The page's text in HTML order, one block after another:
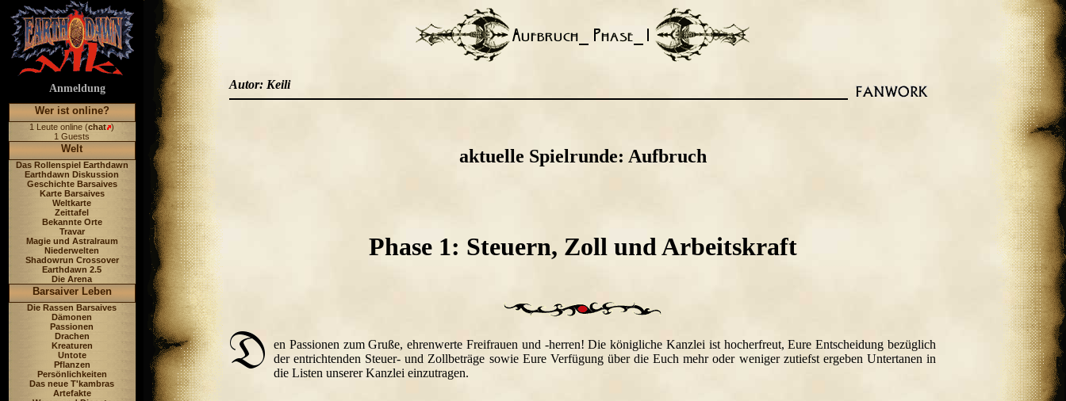
Anmeldung
Wer ist online?
1 Leute online (chat )
1 Guests
Welt
Das Rollenspiel Earthdawn
Earthdawn Diskussion
Geschichte Barsaives
Karte Barsaives
Weltkarte
Zeittafel
Bekannte Orte
Travar
Magie und Astralraum
Niederwelten
Shadowrun Crossover
Earthdawn 2.5
Die Arena
Barsaiver Leben
Die Rassen Barsaives
Dämonen
Passionen
Drachen
Kreaturen
Untote
Pflanzen
Persönlichkeiten
Das neue T'kambras
Artefakte
Autor: Keili
aktuelle Spielrunde: Aufbruch
Phase 1: Steuern, Zoll und Arbeitskraft
en Passionen zum Gruße, ehrenwerte Freifrauen und -herren! Die königliche Kanzlei ist hocherfreut, Eure Entscheidung bezüglich
der entrichtenden Steuer- und Zollbeträge sowie Eure Verfügung über die Euch mehr oder weniger zutiefst ergeben Untertanen in
die Listen unserer Kanzlei einzutragen.